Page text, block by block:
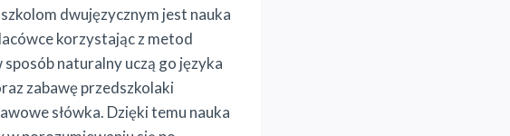
dwujęzycznym jest nauka
korzystając z metod
naturalny uczą go języka
zabawę przedszkolaki
słówka. Dzięki temu nauka